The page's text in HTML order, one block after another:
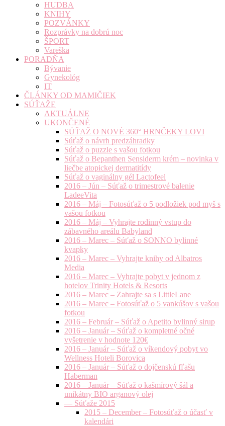
HUDBA
KNIHY
POZVÁNKY
Rozprávky na dobrú noc
ŠPORT
Vareška
PORADŇA
Bývanie
Gynekológ
IT
ČLÁNKY OD MAMIČIEK
SÚŤAŽE
AKTUÁLNE
UKONČENÉ
SÚŤAŽ O NOVÉ 360° HRNČEKY LOVI
Súťaž o návrh predzáhradky
Súťaž o puzzle s vašou fotkou
Súťaž o Bepanthen Sensiderm krém – novinka v
liečbe atopickej dermatitídy
Súťaž o vaginálny gél Lactofeel
2016 – Jún – Súťaž o trimestrové balenie
LadeeVita
2016 – Máj – Fotosúťaž o 5 podložiek pod myš s
vašou fotkou
2016 – Máj – Vyhrajte rodinný vstup do
zábavného areálu Babyland
2016 – Marec – Súťaž o SONNO bylinné
kvapky
2016 – Marec – Vyhrajte knihy od Albatros
Media
2016 – Marec – Vyhrajte pobyt v jednom z
hotelov Trinity Hotels & Resorts
2016 – Marec – Zahrajte sa s LittleLane
2016 – Marec – Fotosúťaž o 5 vankúšov s vašou
fotkou
2016 – Február – Súťaž o Apetito bylinný sirup
2016 – Január – Súťaž o kompletné očné
vyšetrenie v hodnote 120€
2016 – Január – Súťaž o víkendový pobyt vo
Wellness Hoteli Borovica
2016 – Január – Súťaž o dojčenskú fľašu
Haberman
2016 – Január – Súťaž o kašmírový šál a
unikátny BIO arganový olej
— Súťaže 2015
2015 – December – Fotosúťaž o účasť v
kalendári